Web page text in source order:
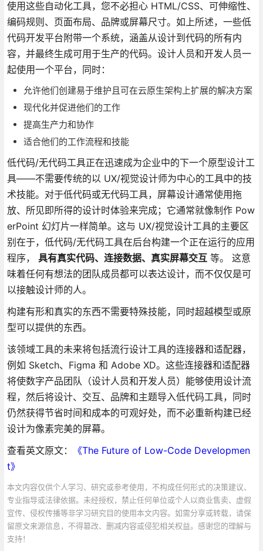
使用这些自动化工具，您不必担心 HTML/CSS、可伸缩性、
编码规则、页面布局、品牌或屏幕尺寸。如上所述，一些低
代码开发平台附带一个系统，涵盖从设计到代码的所有内
容，并最终生成可用于生产的代码。设计人员和开发人员一
起使用一个平台，同时：
允许他们创建易于维护且可在云原生架构上扩展的解决方案
现代化并促进他们的工作
提高生产力和协作
适合他们的工作流程和技能
低代码/无代码工具正在迅速成为企业中的下一个原型设计工
具——不需要传统的以 UX/视觉设计师为中心的工具中的技
术技能。对于低代码或无代码工具，屏幕设计通常使用拖
放、所见即所得的设计时体验来完成；它通常就像制作 Pow
erPoint 幻灯片一样简单。这与 UX/视觉设计工具的主要区
别在于，低代码/无代码工具在后台构建一个正在运行的应用
程序， 具有真实代码、连接数据、真实屏幕交互等。 这意
味着任何有想法的团队成员都可以表达设计，而不仅仅是可
以接触设计师的人。
构建有形和真实的东西不需要特殊技能，同时超越模型或原
型可以提供的东西。
该领域工具的未来将包括流行设计工具的连接器和适配器，
例如 Sketch、Figma 和 Adobe XD。这些连接器和适配器
将使数字产品团队（设计人员和开发人员）能够使用设计流
程，然后将设计、交互、品牌和主题导入低代码工具，同时
仍然获得节省时间和成本的可观好处，而不必重新构建已经
设计为像素完美的屏幕。
查看英文原文：
《The Future of Low-Code Developmen
t》
本文内容仅供个人学习、研究或参考使用，不构成任何形式的决策建议、
专业指导或法律依据。未经授权，禁止任何单位或个人以商业售卖、虚假
宣传、侵权传播等非学习研究目的使用本文内容。如需分享或转载，请保
留原文来源信息，不得篡改、删减内容或侵犯相关权益。感谢您的理解与
支持！